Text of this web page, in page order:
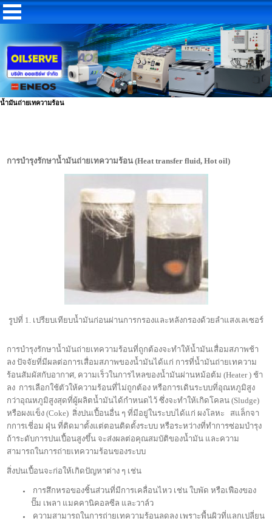
น้ำมันถ่ายเทความร้อน
การบำรุงรักษาน้ำมันถ่ายเทความร้อน (Heat transfer fluid, Hot oil)
รูปที่ 1. เปรียบเทียบน้ำมันก่อนผ่านการกรองและหลังกรองด้วยลำแสงเลเซอร์
การบำรุงรักษาน้ำมันถ่ายเทความร้อนที่ถูกต้องจะทำให้น้ำมันเสื่อมสภาพช้า
ลง ปัจจัยที่มีผลต่อการเสื่อมสภาพของน้ำมันได้แก่ การที่น้ำมันถ่ายเทความ
ร้อนสัมผัสกับอากาศ, ความเร็วในการไหลของน้ำมันผ่านหม้อต้ม (Heater ) ช้า
ลง การเลือกใช้ตัวให้ความร้อนที่ไม่ถูกต้อง หรือการเดินระบบที่อุณหภูมิสูง
กว่าอุณหภูมิสูงสุดที่ผู้ผลิตน้ำมันได้กำหนดไว้ ซึ่งจะทำให้เกิดโคลน (Sludge)
หรือผงแข็ง (Coke) สิ่งปนเปื้อนอื่น ๆ ที่มีอยู่ในระบบได้แก่ ผงโลหะ สแล็กจา
กการเชี่อม ฝุ่น ที่ติดมาตั้งแต่ตอนติดตั้งระบบ หรือระหว่างที่ทำการซ่อมบำรุง
ถ้าระดับการปนเปื้อนสูงขึ้น จะส่งผลต่อคุณสมบัติของน้ำมัน และความ
สามารถในการถ่ายเทความร้อนของระบบ
สิ่งปนเปื้อนจะก่อให้เกิดปัญหาต่าง ๆ เช่น
การสึกหรอของชิ้นส่วนที่มีการเคลื่อนไหว เช่น ใบพัด หรือเฟืองของ
ปั๊ม เพลา แมคคานิคอลซีล และวาล์ว
ความสามารถในการถ่ายเทความร้อนลดลง เพราะพื้นผิวที่แลกเปลี่ยน